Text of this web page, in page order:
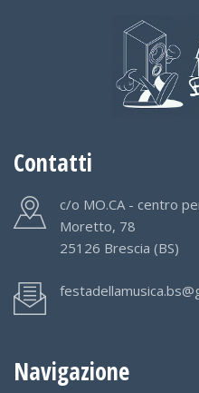
Contatti
c/o MO.CA - centro
Moretto, 78
25126 Brescia (BS)
Navigazione